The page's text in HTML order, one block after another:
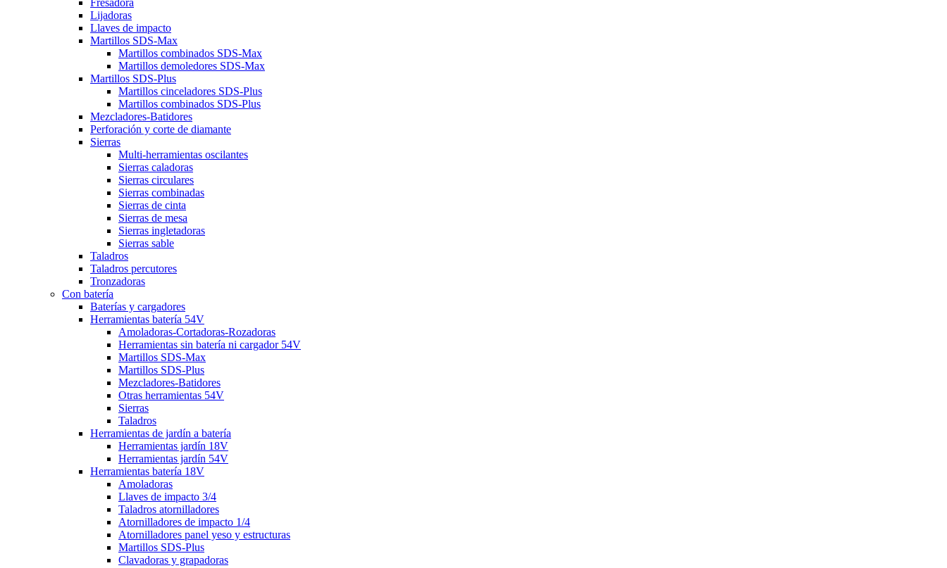
Fresadora
Lijadoras
Llaves de impacto
Martillos SDS-Max
Martillos combinados SDS-Max
Martillos demoledores SDS-Max
Martillos SDS-Plus
Martillos cinceladores SDS-Plus
Martillos combinados SDS-Plus
Mezcladores-Batidores
Perforación y corte de diamante
Sierras
Multi-herramientas oscilantes
Sierras caladoras
Sierras circulares
Sierras combinadas
Sierras de cinta
Sierras de mesa
Sierras ingletadoras
Sierras sable
Taladros
Taladros percutores
Tronzadoras
Con batería
Baterías y cargadores
Herramientas batería 54V
Amoladoras-Cortadoras-Rozadoras
Herramientas sin batería ni cargador 54V
Martillos SDS-Max
Martillos SDS-Plus
Mezcladores-Batidores
Otras herramientas 54V
Sierras
Taladros
Herramientas de jardín a batería
Herramientas jardín 18V
Herramientas jardín 54V
Herramientas batería 18V
Amoladoras
Llaves de impacto 3/4
Taladros atornilladores
Atornilladores de impacto 1/4
Atornilladores panel yeso y estructuras
Martillos SDS-Plus
Clavadoras y grapadoras